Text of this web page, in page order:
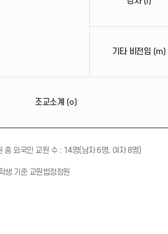
기타 비전임 (m)
조교소계 (o)
중 외국인 교원 수 : 14명(남자 6명, 여자 8명)알
생 기준 교원법정정원알